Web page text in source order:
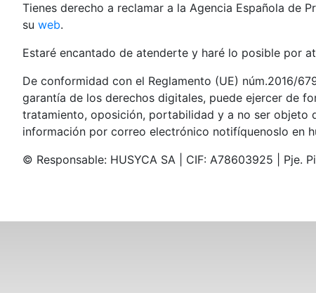
Tienes derecho a reclamar a la Agencia Española de
su web.
Estaré encantado de atenderte y haré lo posible por
De conformidad con el Reglamento (UE) núm.2016/
garantía de los derechos digitales, puede ejercer de
tratamiento, oposición, portabilidad y a no ser objeto
información por correo electrónico notifíquenoslo en
©️ Responsable: HUSYCA SA | CIF: A78603925 | Pje.